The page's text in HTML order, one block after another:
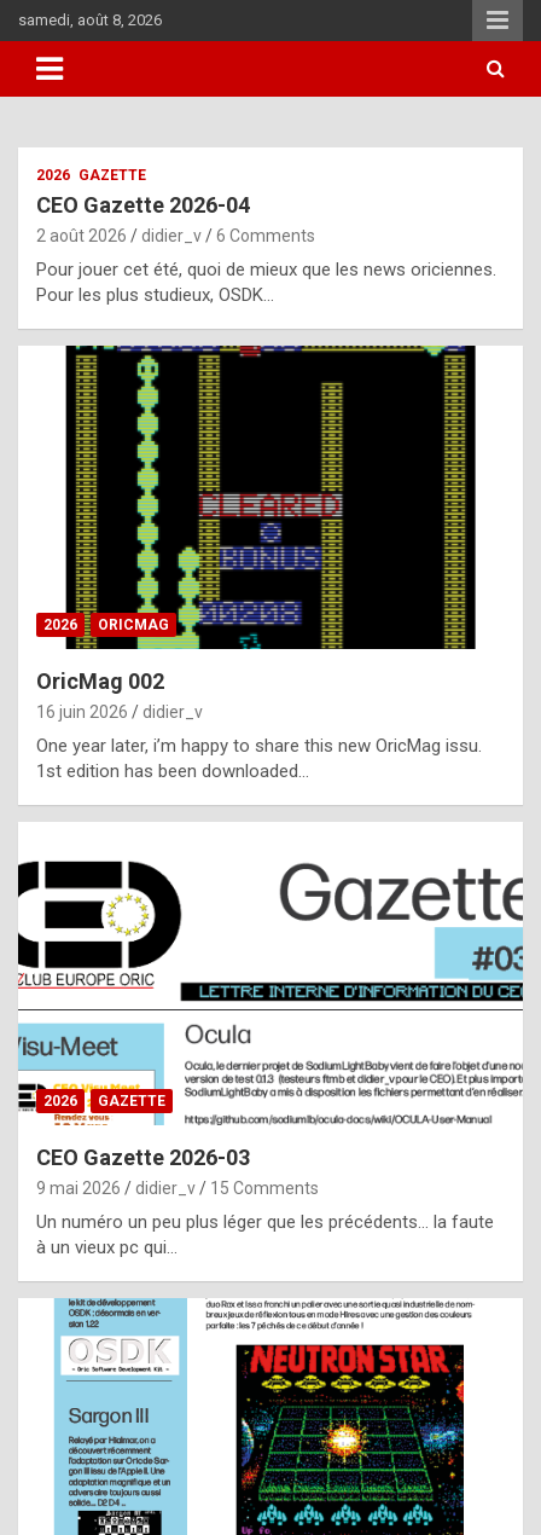
to
content
samedi, août 8, 2026
i
u
l
y
d
i
ff
i
l
t
t
s
t
a
s
i
e
f
o
m
m
a
y
b
e
2026 GAZETTE
CEO Gazette 2026-04
2 août 2026 didier_v 6 Comments
Pour jouer cet été, quoi de mieux que les news oriciennes.
Pour les plus studieux, OSDK…
2026 ORICMAG
OricMag 002
16 juin 2026 didier_v
One year later, i’m happy to share this new OricMag issu.
1st edition has been downloaded…
2026 GAZETTE
CEO Gazette 2026-03
9 mai 2026 didier_v 15 Comments
Un numéro un peu plus léger que les précédents… la faute
à un vieux pc qui…